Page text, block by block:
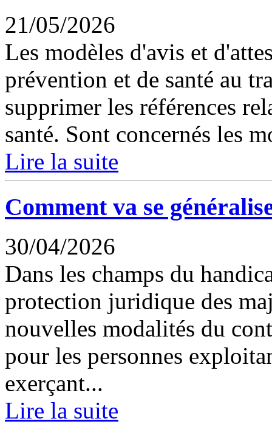
21/05/2026
Les modèles d'avis et
prévention et de santé au
supprimer les références
santé. Sont concernés les
Lire la suite
Comment va se
30/04/2026
Dans les champs du
protection juridique des
nouvelles modalités du
pour les personnes
exerçant...
Lire la suite